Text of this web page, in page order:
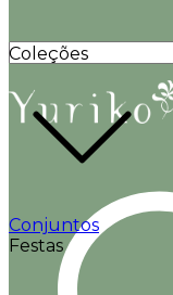
Coleções
Conjuntos
Festas